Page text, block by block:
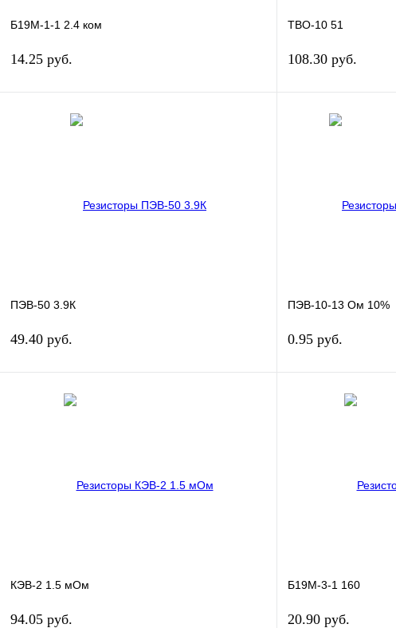
Б19М-1-1 2.4 ком
14.25 руб.
наличии
ТВО-10 51
108.30 руб.
ПЭВ-50 3.9К
49.40 руб.
наличии
ПЭВ-10-13 Ом 10%
0.95 руб.
КЭВ-2 1.5 мОм
94.05 руб.
Б19М-3-1 160
20.90 руб.